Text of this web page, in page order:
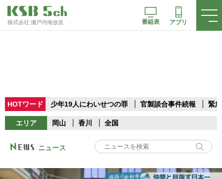
株式会社 瀬戸内海放送 番組表 アプリ
HOTワード 少年19人にわいせつの罪 官製談合事件続報 緊
エリア 岡山 香川 全国
ニュース